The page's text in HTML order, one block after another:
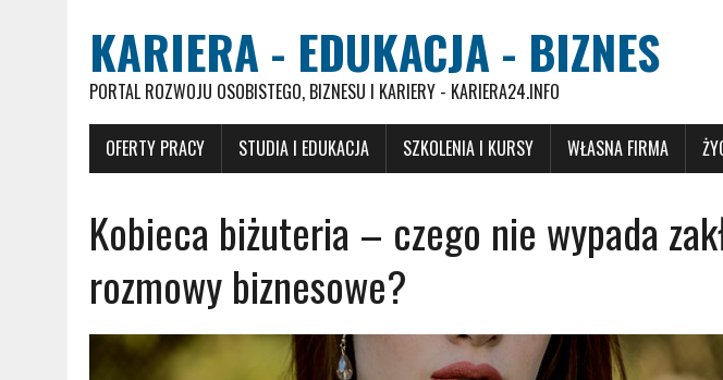
KARIERA - EDUKACJA - BIZNES
PORTAL ROZWOJU OSOBISTEGO, BIZNESU I KARIERY - KARIERA24.INFO
OFERTY PRACY STUDIA I EDUKACJA SZKOLENIA I KURSY WŁASNA FIRMA
Kobieca biżuteria – czego nie wypada
rozmowy biznesowe?